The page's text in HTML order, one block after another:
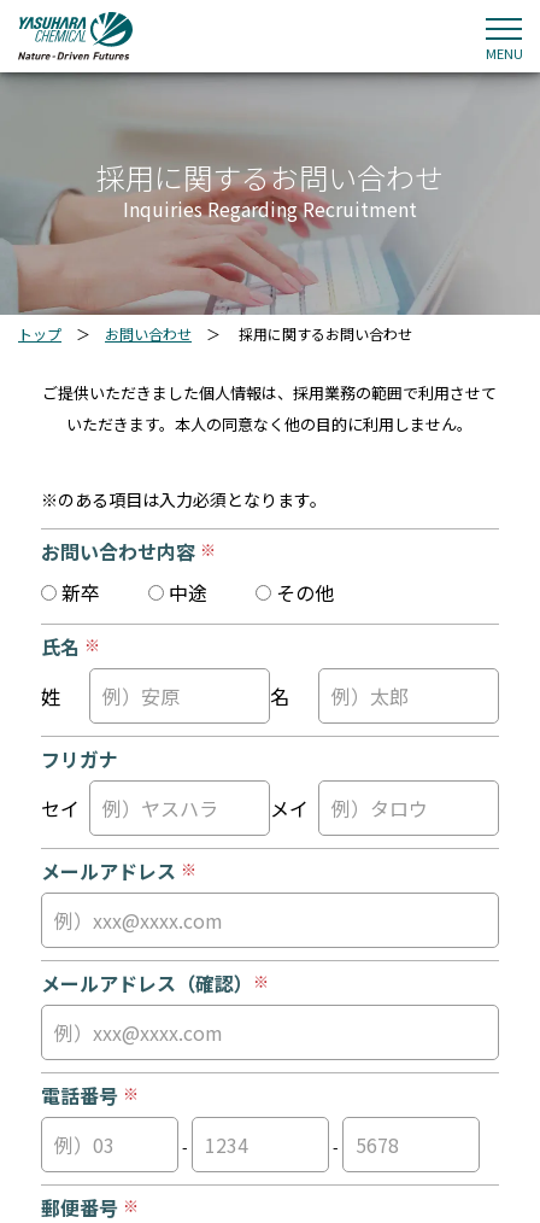
MENU
採用に関するお問い合わせ
Inquiries Regarding Recruitment
トップ ＞ お問い合わせ ＞ 採用に関するお問い合わせ
ご提供いただきました個人情報は、採用業務の範囲で利用させて
いただきます。本人の同意なく他の目的に利用しません。
※のある項目は入力必須となります。
お問い合わせ内容 ※
新卒 中途
その他
氏名 ※
姓 名
フリガナ
セイ
メイ
メールアドレス ※
メールアドレス （確認） ※
電話番号 ※
- -
郵便番号 ※